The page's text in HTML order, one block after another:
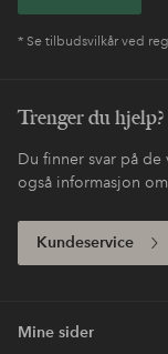
* Se tilbudsvilkår ved
Trenger du hjelp?
Du finner svar på
også informasjon
Kundeservice
Mine sider